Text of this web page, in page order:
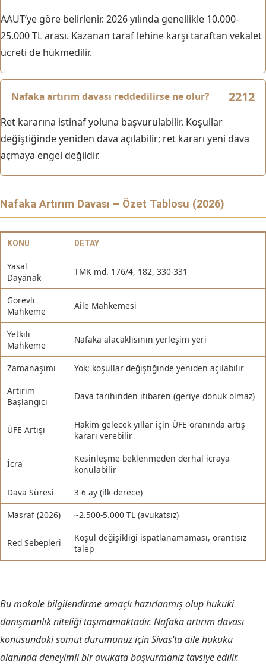
AAÜT’ye göre belirlenir. 2026 yılında genellikle 10.000-
25.000 TL arası. Kazanan taraf lehine karşı taraftan vekalet
ücreti de hükmedilir.
Nafaka artırım davası reddedilirse ne olur?
Ret kararına istinaf yoluna başvurulabilir. Koşullar
değiştiğinde yeniden dava açılabilir; ret kararı yeni dava
açmaya engel değildir.
Nafaka Artırım Davası – Özet Tablosu (2026)
KONU DETAY
Yasal
Dayanak
TMK md. 176/4, 182, 330-331
Görevli
Mahkeme
Aile Mahkemesi
Yetkili
Mahkeme
Nafaka alacaklısının yerleşim yeri
Zamanaşımı
Yok; koşullar değiştiğinde yeniden açılabilir
Artırım
Başlangıcı
Dava tarihinden itibaren (geriye dönük olmaz)
ÜFE Artışı
Hakim gelecek yıllar için ÜFE oranında artış
kararı verebilir
İcra
Kesinleşme beklenmeden derhal icraya
konulabilir
Dava Süresi
3-6 ay (ilk derece)
Masraf (2026)
~2.500-5.000 TL (avukatsız)
Red Sebepleri
Koşul değişikliği ispatlanamaması, orantısız
talep
Bu makale bilgilendirme amaçlı hazırlanmış olup hukuki
danışmanlık niteliği taşımamaktadır. Nafaka artırım davası
konusundaki somut durumunuz için Sivas’ta aile hukuku
alanında deneyimli bir avukata başvurmanız tavsiye edilir.